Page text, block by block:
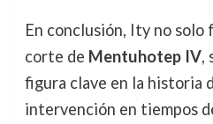
En conclusión, Ity no
corte de Mentuhotep IV,
figura clave en la historia
intervención en tiempos